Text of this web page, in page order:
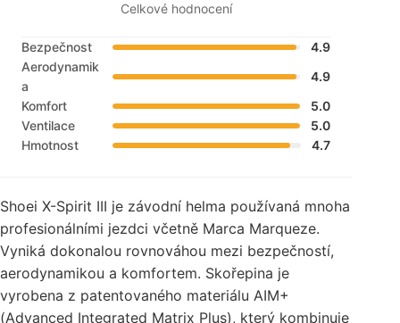
Celkové hodnocení
Bezpečnost
4.9
Aerodynamik
a
4.9
Komfort
5.0
Ventilace
5.0
Hmotnost
4.7
Shoei X-Spirit III je závodní helma používaná mnoha
profesionálními jezdci včetně Marca Marqueze.
Vyniká dokonalou rovnováhou mezi bezpečností,
aerodynamikou a komfortem. Skořepina je
vyrobena z patentovaného materiálu AIM+
(Advanced Integrated Matrix Plus), který kombinuje